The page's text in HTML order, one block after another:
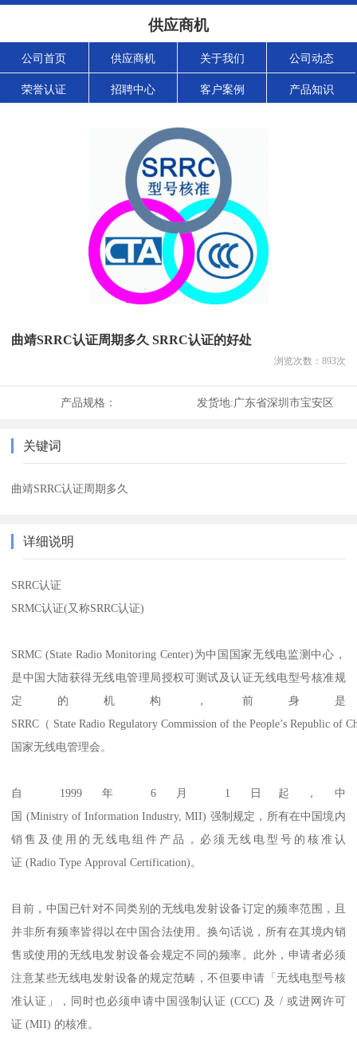
供应商机
公司首页 供应商机 关于我们 公司动态
荣誉认证 招聘中心 客户案例 产品知识
曲靖SRRC认证周期多久 SRRC认证的好处
浏览次数： 893次
产品规格： 发货地:广东省深圳市宝安区
关键词
曲靖SRRC认证周期多久
详细说明
SRRC认证
SRMC认证(又称SRRC认证)
SRMC (State Radio Monitoring Center)为中国国家无线电监测中心，
是中国大陆获得无线电管理局授权可测试及认证无线电型号核准规
定的机构，前身是
SRRC（ State Radio Regulatory Commission of the People’s Republic of
国家无线电管理会。
自 1999 年 6 月 1 日起，中
国 (Ministry of Information Industry, MII) 强制规定，所有在中国境内
销售及使用的无线电组件产品，必须无线电型号的核准认
证 (Radio Type Approval Certification)。
目前，中国已针对不同类别的无线电发射设备订定的频率范围，且
并非所有频率皆得以在中国合法使用。换句话说，所有在其境内销
售或使用的无线电发射设备会规定不同的频率。此外，申请者必须
注意某些无线电发射设备的规定范畴，不但要申请「无线电型号核
准认证」，同时也必须申请中国强制认证 (CCC) 及 / 或进网许可
证 (MII) 的核准。